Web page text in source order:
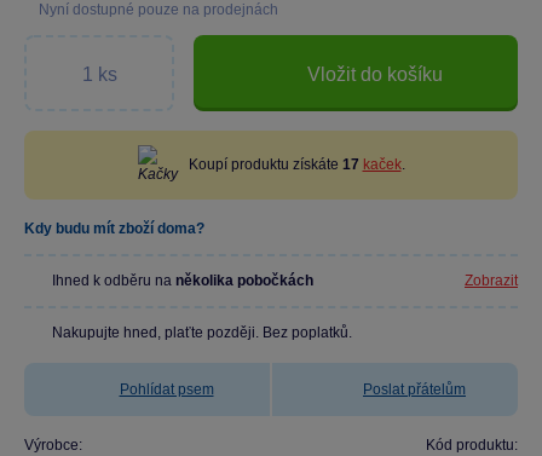
Nyní dostupné pouze na prodejnách
Vložit do košíku
Koupí produktu získáte 17 kaček.
Kdy budu mít zboží doma?
Ihned k odběru na několika pobočkách Zobrazit
Nakupujte hned, plaťte později. Bez poplatků.
Pohlídat psem Poslat přátelům
Výrobce:
Kód produktu: